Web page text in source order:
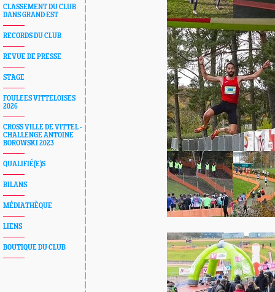
CLASSEMENT DU CLUB
DANS GRAND EST
RECORDS DU CLUB
REVUE DE PRESSE
STAGE
FOULEES VITTELOISES
2026
CROSS VILLE DE VITTEL -
CHALLENGE ANTOINE
BOROWSKI 2023
QUALIFIÉ(E)S
BILANS
MÉDIATHÈQUE
LIENS
BOUTIQUE DU CLUB